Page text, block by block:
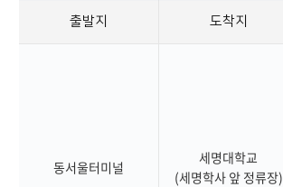
출발지 도착지
동서울터미널
세명대학교
(세명학사 앞 정류장)